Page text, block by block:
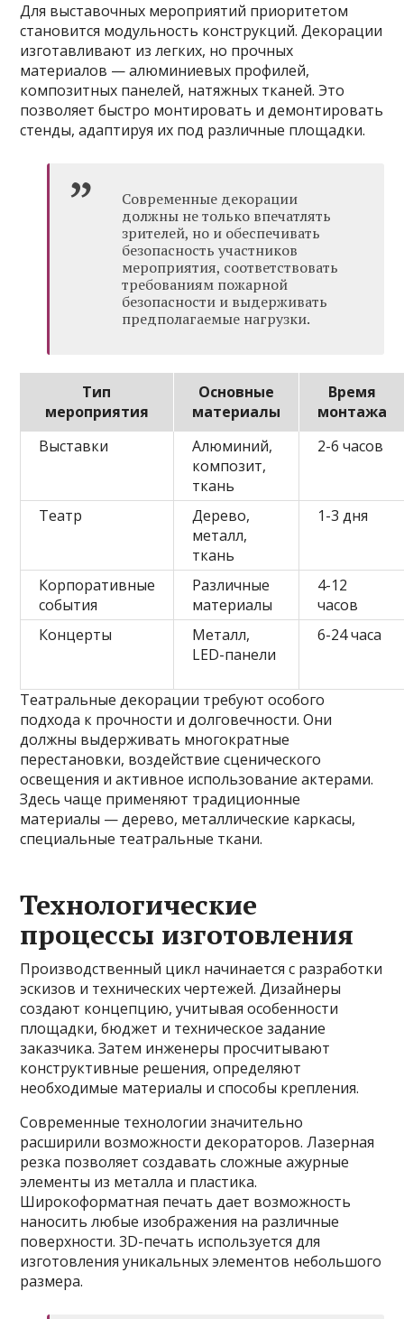
Для выставочных мероприятий приоритетом
становится модульность конструкций. Декорации
изготавливают из легких, но прочных
материалов — алюминиевых профилей,
композитных панелей, натяжных тканей. Это
позволяет быстро монтировать и демонтировать
стенды, адаптируя их под различные площадки.
Современные декорации
должны не только впечатлять
зрителей, но и обеспечивать
безопасность участников
мероприятия, соответствовать
требованиям пожарной
безопасности и выдерживать
предполагаемые нагрузки.
Тип
мероприятия
Основные
материалы
Время
монтажа
Выставки
Алюминий,
композит,
ткань
2-6 часов
Театр
Дерево,
металл,
ткань
1-3 дня
Корпоративные
события
Различные
материалы
4-12
часов
Концерты
Металл,
LED-панели
6-24 часа
Театральные декорации требуют особого
подхода к прочности и долговечности. Они
должны выдерживать многократные
перестановки, воздействие сценического
освещения и активное использование актерами.
Здесь чаще применяют традиционные
материалы — дерево, металлические каркасы,
специальные театральные ткани.
Технологические
процессы изготовления
Производственный цикл начинается с разработки
эскизов и технических чертежей. Дизайнеры
создают концепцию, учитывая особенности
площадки, бюджет и техническое задание
заказчика. Затем инженеры просчитывают
конструктивные решения, определяют
необходимые материалы и способы крепления.
Современные технологии значительно
расширили возможности декораторов. Лазерная
резка позволяет создавать сложные ажурные
элементы из металла и пластика.
Широкоформатная печать дает возможность
наносить любые изображения на различные
поверхности. 3D-печать используется для
изготовления уникальных элементов небольшого
размера.